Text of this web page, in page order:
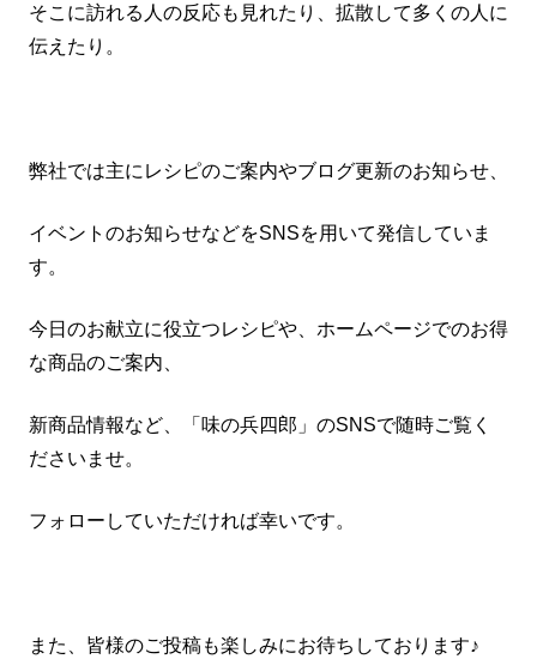
そこに訪れる人の反応も見れたり、拡散して多くの人に
伝えたり。
弊社では主にレシピのご案内やブログ更新のお知らせ、
イベントのお知らせなどをSNSを用いて発信していま
す。
今日のお献立に役立つレシピや、ホームページでのお得
な商品のご案内、
新商品情報など、「味の兵四郎」のSNSで随時ご覧く
ださいませ。
フォローしていただければ幸いです。
また、皆様のご投稿も楽しみにお待ちしております♪